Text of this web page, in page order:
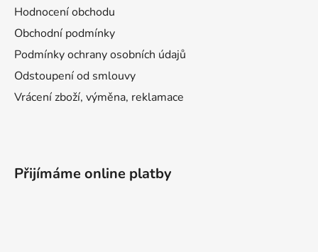
Hodnocení obchodu
Obchodní podmínky
Podmínky ochrany osobních údajů
Odstoupení od smlouvy
Vrácení zboží, výměna, reklamace
Přijímáme online platby